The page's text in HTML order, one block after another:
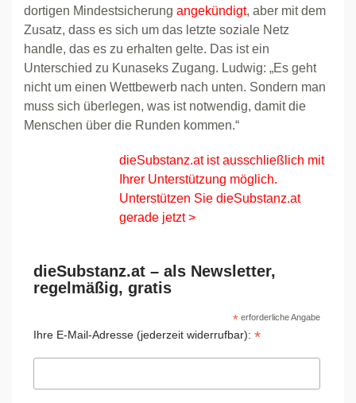
dortigen Mindestsicherung angekündigt, aber mit dem
Zusatz, dass es sich um das letzte soziale Netz
handle, das es zu erhalten gelte. Das ist ein
Unterschied zu Kunaseks Zugang. Ludwig: „Es geht
nicht um einen Wettbewerb nach unten. Sondern man
muss sich überlegen, was ist notwendig, damit die
Menschen über die Runden kommen.“
dieSubstanz.at ist ausschließlich mit
Ihrer Unterstützung möglich.
Unterstützen Sie dieSubstanz.at
gerade jetzt >
dieSubstanz.at – als Newsletter,
regelmäßig, gratis
*erforderliche Angabe
Ihre E-Mail-Adresse (jederzeit widerrufbar): *